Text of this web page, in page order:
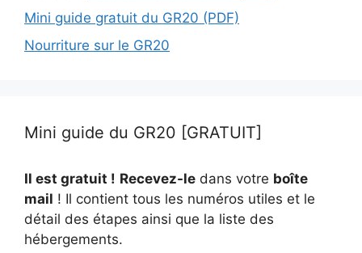
Mini guide gratuit du GR20 (PDF)
Nourriture sur le GR20
Mini guide du GR20 [GRATUIT]
Il est gratuit ! Recevez-le dans votre boîte
mail ! Il contient tous les numéros utiles et le
détail des étapes ainsi que la liste des
hébergements.